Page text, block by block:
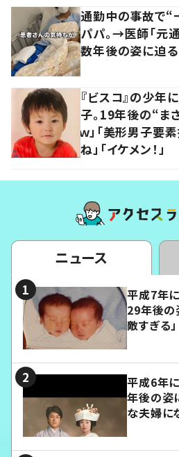
通勤中の事故で“
パパ。→医師「元
数年後の姿に迫る
『ビスコ』の少年
子。19年後の“ま
ｗ」「美形男子要
ね」「イケメン！」
ニュース
平成7年
29年後の
敵すぎる」
平成6年
年後の姿
な夫婦に